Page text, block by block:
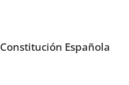
Española